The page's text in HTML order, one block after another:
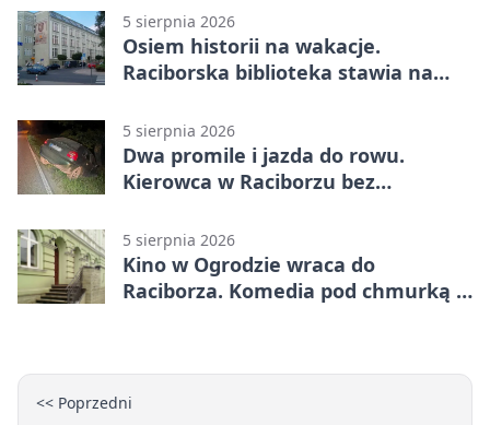
5 sierpnia 2026
Osiem historii na wakacje.
Raciborska biblioteka stawia na
5 sierpnia 2026
Dwa promile i jazda do rowu.
Kierowca w Raciborzu bez
5 sierpnia 2026
Kino w Ogrodzie wraca do
Raciborza. Komedia pod chmurką w
<< Poprzedni